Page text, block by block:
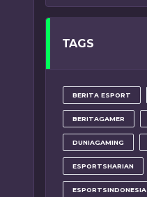
TAGS
BERITA ESPORT
BERITAGAMER
DUNIAGAMING
ESPORTSHARIAN
ESPORTSINDONESIA